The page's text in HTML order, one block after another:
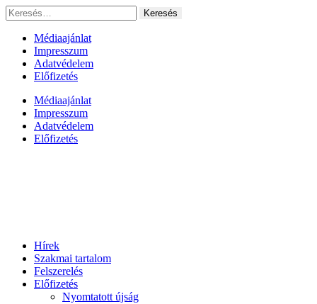
Ugrás
a
tartalomhoz
Keresés:
Médiaajánlat
Impresszum
Adatvédelem
Előfizetés
Médiaajánlat
Impresszum
Adatvédelem
Előfizetés
Hírek
Szakmai tartalom
Felszerelés
Előfizetés
Nyomtatott újság